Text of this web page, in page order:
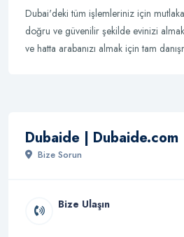
Dubai'deki tüm işlemleriniz için mutlaka
doğru ve güvenilir şekilde evinizi
ve hatta arabanızı almak için tam
Dubaide | Dubaide.com
Bize Sorun
Bize Ulaşın